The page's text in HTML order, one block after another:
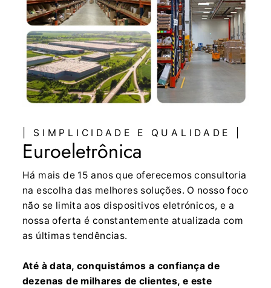
| SIMPLICIDADE E QUALIDADE |
Euroeletrônica
Há mais de 15 anos que oferecemos consultoria
na escolha das melhores soluções. O nosso foco
não se limita aos dispositivos eletrónicos, e a
nossa oferta é constantemente atualizada com
as últimas tendências.
Até à data, conquistámos a confiança de
dezenas de milhares de clientes, e este